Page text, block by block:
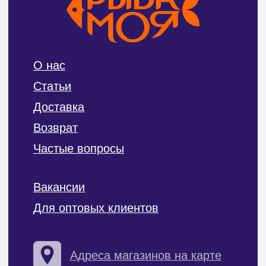
Политика конфиденциальности и обработки
персональных данных